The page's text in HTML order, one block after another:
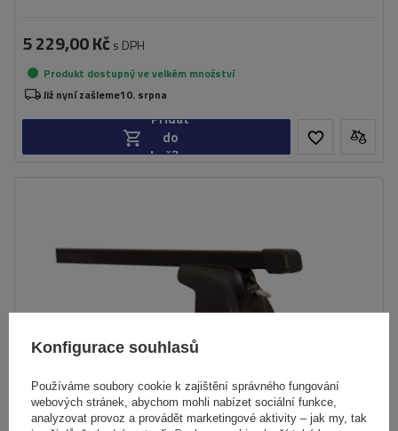
5 229,00 Kč s DPH
Produkt dostupný ve velkém množství
Již nyní zašleme10. srpna
Přidat
do
košíku
Konfigurace souhlasů
Používáme soubory cookie k zajištění správného fungování
webových stránek, abychom mohli nabízet sociální funkce,
analyzovat provoz a provádět marketingové aktivity – jak my, tak